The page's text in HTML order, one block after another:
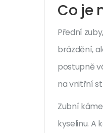
Co je
Přední
brázdění,
postupně
na vnitřní
Zubní
kyselinu. A